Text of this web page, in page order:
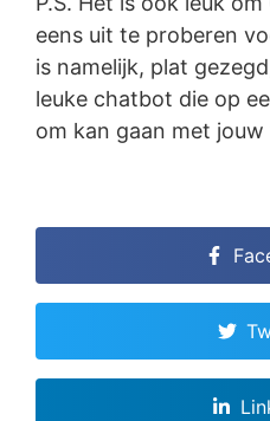
eens uit te proberen
is namelijk, plat
leuke chatbot die op
om kan gaan met jouw